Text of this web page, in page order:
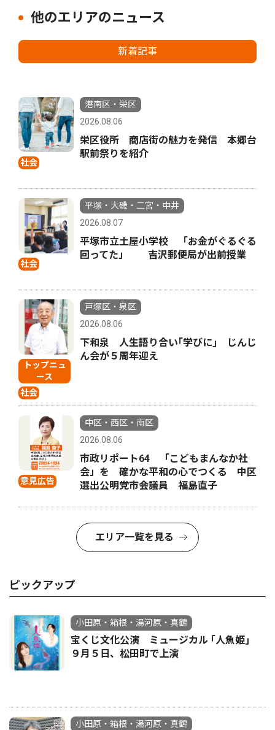
他のエリアのニュース
新着記事
社会
港南区・栄区
2026.08.06
栄区役所 商店街の魅力を発信 本郷台
駅前祭りを紹介
社会
平塚・大磯・二宮・中井
2026.08.07
平塚市立土屋小学校 「お金がぐるぐる
回ってた」 吉沢郵便局が出前授業
トップニュ
ース
社会
戸塚区・泉区
2026.08.06
下和泉 人生語り合い｢学びに｣ じんじ
ん会が５周年迎え
意見広告
中区・西区・南区
2026.08.06
市政リポート64 「こどもまんなか社
会」を 確かな平和の心でつくる 中区
選出公明党市会議員 福島直子
エリア一覧を見る
ピックアップ
小田原・箱根・湯河原・真鶴
宝くじ文化公演 ミュージカル ｢人魚姫｣
９月５日、松田町で上演
小田原・箱根・湯河原・真鶴